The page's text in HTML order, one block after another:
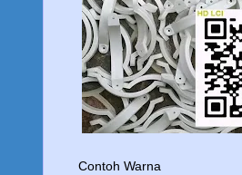
Contoh Warna